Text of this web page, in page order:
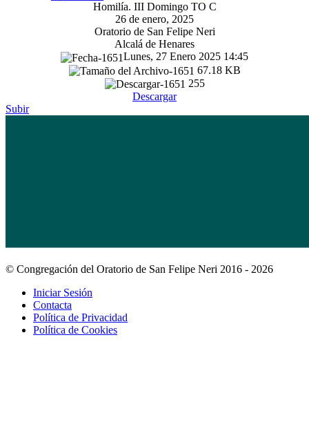
Homilía. III Domingo TO C
26 de enero, 2025
Oratorio de San Felipe Neri
Alcalá de Henares
Lunes, 27 Enero 2025 14:45
67.18 KB
255
Descargar
Subir
© Congregación del Oratorio de San Felipe Neri 2016 - 2026
Iniciar Sesión
Contacta
Política de Privacidad
Política de Cookies